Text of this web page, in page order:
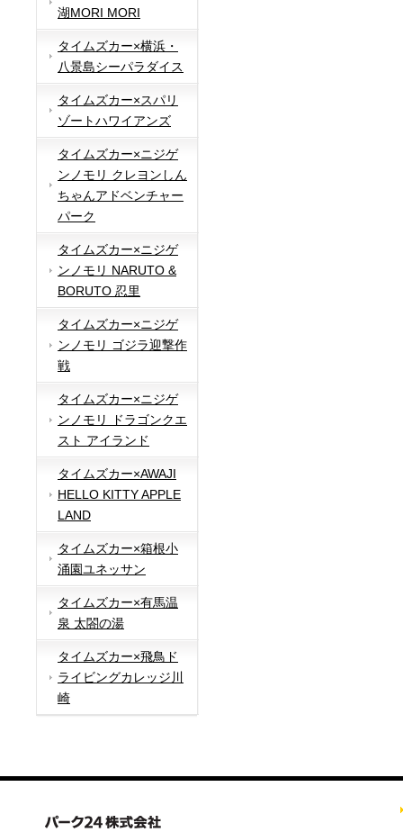
湖MORI MORI
タイムズカー×横浜・
八景島シーパラダイス
タイムズカー×スパリ
ゾートハワイアンズ
タイムズカー×ニジゲ
ンノモリ クレヨンしん
ちゃんアドベンチャー
パーク
タイムズカー×ニジゲ
ンノモリ NARUTO &
BORUTO 忍里
タイムズカー×ニジゲ
ンノモリ ゴジラ迎撃作
戦
タイムズカー×ニジゲ
ンノモリ ドラゴンクエ
スト アイランド
タイムズカー×AWAJI
HELLO KITTY APPLE
LAND
タイムズカー×箱根小
涌園ユネッサン
タイムズカー×有馬温
泉 太閤の湯
タイムズカー×飛鳥ド
ライビングカレッジ川
崎